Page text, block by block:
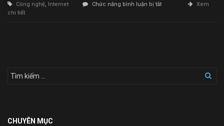
Công nghệ, Internet Chức năng bình luận bị tắtở
Xem
chi tiết
CHUYÊN MỤC